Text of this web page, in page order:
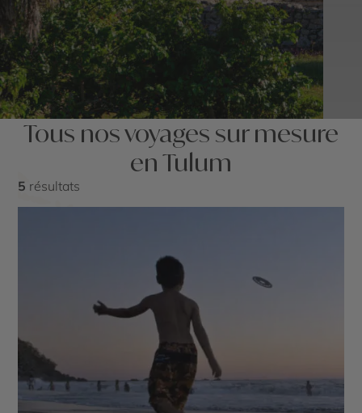
Tous nos voyages sur mesure
en Tulum
5 résultats